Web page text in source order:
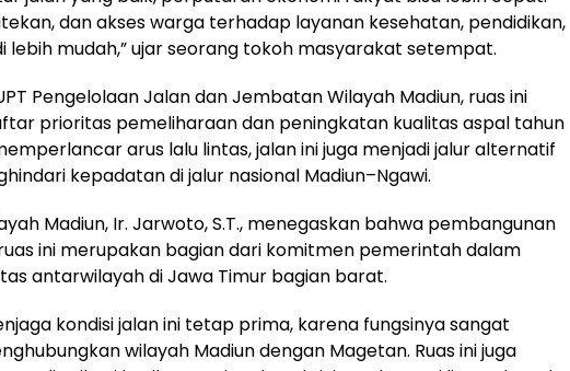
dan akses warga terhadap layanan kesehatan, pendidikan,
lebih mudah,” ujar seorang tokoh masyarakat setempat.
Pengelolaan Jalan dan Jembatan Wilayah Madiun, ruas ini
prioritas pemeliharaan dan peningkatan kualitas aspal tahun
arus lalu lintas, jalan ini juga menjadi jalur alternatif
kepadatan di jalur nasional Madiun–Ngawi.
Madiun, Ir. Jarwoto, S.T., menegaskan bahwa pembangunan
ini merupakan bagian dari komitmen pemerintah dalam
antarwilayah di Jawa Timur bagian barat.
kondisi jalan ini tetap prima, karena fungsinya sangat
wilayah Madiun dengan Magetan. Ruas ini juga